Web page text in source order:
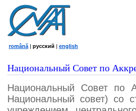
română | русский | english
Национальный Совет по
Национальный Совет по
Национальный совет) со